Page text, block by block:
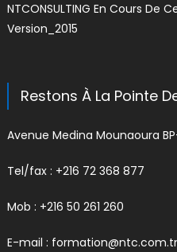
NTCONSULTING En Cours De
Version_2015
Restons À La Pointe
Avenue Medina Mounaoura
Tel/fax : +216 72 368 877
Mob : +216 50 261 260
E-mail :